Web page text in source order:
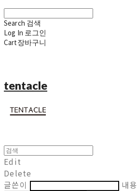
Search 검색
Log In 로그인
Cart장바구니
tentacle
Edit
Delete
글쓴이
내용